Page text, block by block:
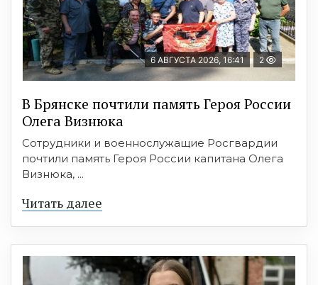
6 АВГУСТА 2026, 16:41 2
В Брянске почтили память Героя России
Олега Визнюка
Сотрудники и военнослужащие Росгвардии
почтили память Героя России капитана Олега
Визнюка, ...
Читать далее